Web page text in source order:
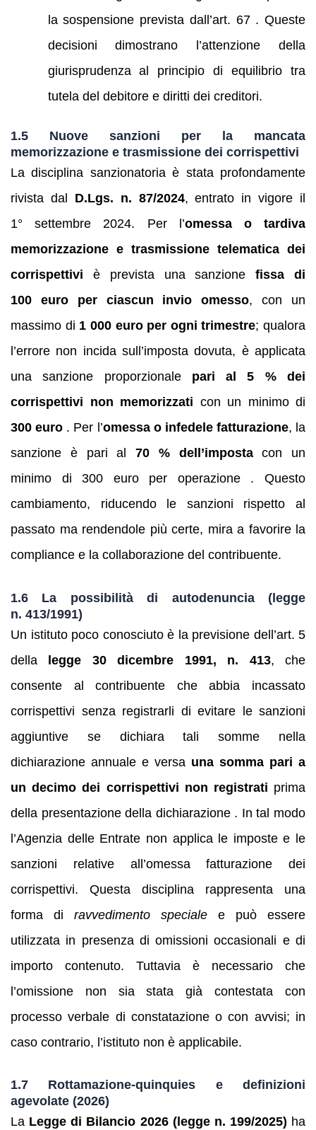
la sospensione prevista dall’art. 67 . Queste
decisioni dimostrano l’attenzione della
giurisprudenza al principio di equilibrio tra
tutela del debitore e diritti dei creditori.
1.5 Nuove sanzioni per la mancata
memorizzazione e trasmissione dei corrispettivi
La disciplina sanzionatoria è stata profondamente
rivista dal D.Lgs. n. 87/2024, entrato in vigore il
1° settembre 2024. Per l’omessa o tardiva
memorizzazione e trasmissione telematica dei
corrispettivi è prevista una sanzionefissa di
100 euro per ciascun invio omesso, con un
massimo di 1 000 euro per ogni trimestre; qualora
l’errore non incida sull’imposta dovuta, è applicata
una sanzione proporzionale pari al 5 % dei
corrispettivi non memorizzati con un minimo di
300 euro . Per l’omessa o infedele fatturazione, la
sanzione è pari al 70 % dell’impostacon un
minimo di 300 euro per operazione . Questo
cambiamento, riducendo le sanzioni rispetto al
passato ma rendendole più certe, mira a favorire la
compliance e la collaborazione del contribuente.
1.6 La possibilità di autodenuncia (legge
n. 413/1991)
Un istituto poco conosciuto è la previsione dell’art. 5
della legge 30 dicembre 1991, n. 413, che
consente al contribuente che abbia incassato
corrispettivi senza registrarli di evitare le sanzioni
aggiuntive se dichiara tali somme nella
dichiarazione annuale e versa una somma pari a
un decimo dei corrispettivi non registrati prima
della presentazione della dichiarazione . In tal modo
l’Agenzia delle Entrate non applica le imposte e le
sanzioni relative all’omessa fatturazione dei
corrispettivi. Questa disciplina rappresenta una
forma di ravvedimento speciale e può essere
utilizzata in presenza di omissioni occasionali e di
importo contenuto. Tuttavia è necessario che
l’omissione non sia stata già contestata con
processo verbale di constatazione o con avvisi; in
caso contrario, l’istituto non è applicabile.
1.7 Rottamazione-quinquies e definizioni
agevolate (2026)
La Legge di Bilancio 2026 (legge n. 199/2025) ha